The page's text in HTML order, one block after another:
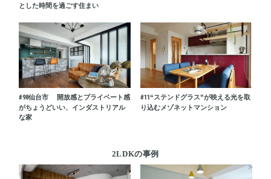
とした時間を過ごす住まい
#98仙台市 開放感とプライベート感
がちょうどいい、インダストリアル
な家
#11“ステンドグラス”が映える光を取
り込むメゾネットマンション
2LDKの事例